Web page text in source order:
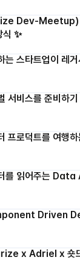
Dev-Meetup) -
식 ✨
스타트업이 레거
서비스를 준비하기
프로덕트를 여행하
를 읽어주는
Driven
x Adriel x 숏